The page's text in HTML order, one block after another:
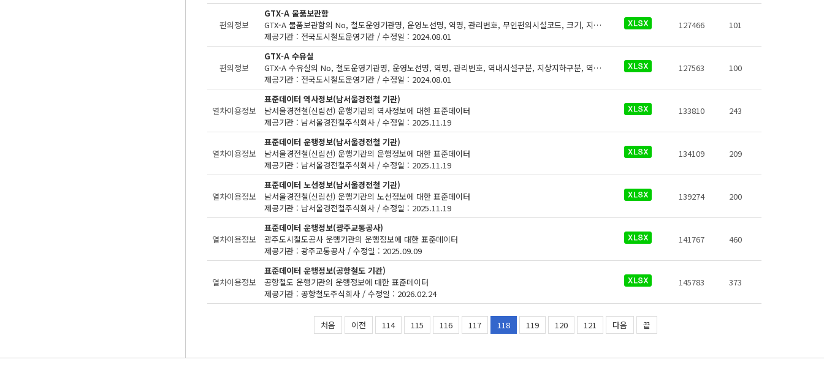
편의정보
GTX-A 물품보관함
GTX-A 물품보관함의 No, 철도운영기관명, 운영노선명, 역명, 관리번호, 무인편의시설코드, 크기, 지상/지하구분, 역층, 상세위치, 시설수, 이용요금, 운영사, 전화번호, 데이터 기준일자, 참고사항등의 정보가 있습니다.
제공기관 : 전국도시철도운영기관 / 수정일 : 2024.08.01
127466 101
편의정보
GTX-A 수유실
GTX-A 수유실의 No, 철도운영기관명, 운영노선명, 역명, 관리번호, 역내시설구분, 지상지하구분, 역층, (근접) 출입구번호, 상세위치, 수유실유아침대수, 수유실 소파수, 수유실 전자레인지 수, 수유실 간이세면대 수, 이용시간, 전화번호, 데이터 기준일자, 참고사항등의 정보가 있습니다.
제공기관 : 전국도시철도운영기관 / 수정일 : 2024.08.01
127563 100
열차이용정보
표준데이터 역사정보(남서울경전철 기관)
남서울경전철(신림선) 운행기관의 역사정보에 대한 표준데이터
제공기관 : 남서울경전철주식회사 / 수정일 : 2025.11.19
133810 243
열차이용정보
표준데이터 운행정보(남서울경전철 기관)
남서울경전철(신림선) 운행기관의 운행정보에 대한 표준데이터
제공기관 : 남서울경전철주식회사 / 수정일 : 2025.11.19
134109 209
열차이용정보
표준데이터 노선정보(남서울경전철 기관)
남서울경전철(신림선) 운행기관의 노선정보에 대한 표준데이터
제공기관 : 남서울경전철주식회사 / 수정일 : 2025.11.19
139274 200
열차이용정보
표준데이터 운행정보(광주교통공사)
광주도시철도공사 운행기관의 운행정보에 대한 표준데이터
제공기관 : 광주교통공사 / 수정일 : 2025.09.09
141767 460
열차이용정보
표준데이터 운행정보(공항철도 기관)
공항철도 운행기관의 운행정보에 대한 표준데이터
제공기관 : 공항철도주식회사 / 수정일 : 2026.02.24
145783 373
처음 이전 114 115 116 117 118 119 120 121 다음 끝